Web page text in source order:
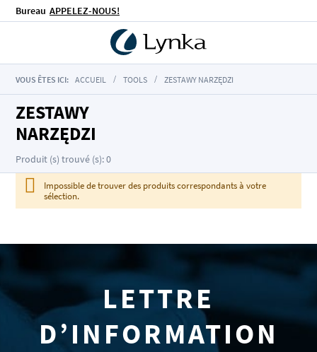
Bureau APPELEZ-NOUS!
VOUS ÊTES ICI: ACCUEIL TOOLS ZESTAWY NARZĘDZI
ZESTAWY
NARZĘDZI
Produit (s) trouvé (s): 0
Impossible de trouver des produits correspondants à votre
sélection.
LETTRE
D’INFORMATION